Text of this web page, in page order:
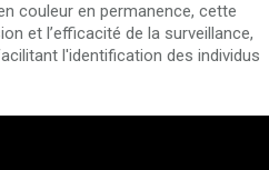
couleur en permanence, cette
et l’efficacité de la surveillance,
l'identification des individus